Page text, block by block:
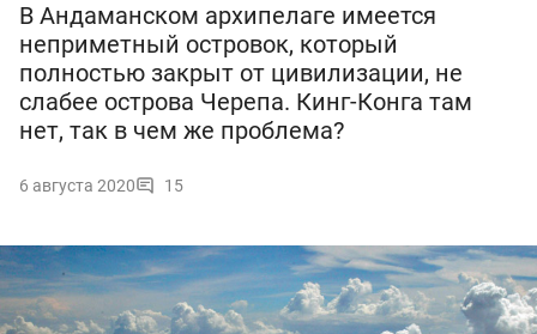
В Андаманском архипелаге имеется
неприметный островок, который
полностью закрыт от цивилизации, не
слабее острова Черепа. Кинг-Конга там
нет, так в чем же проблема?
6 августа 2020 15